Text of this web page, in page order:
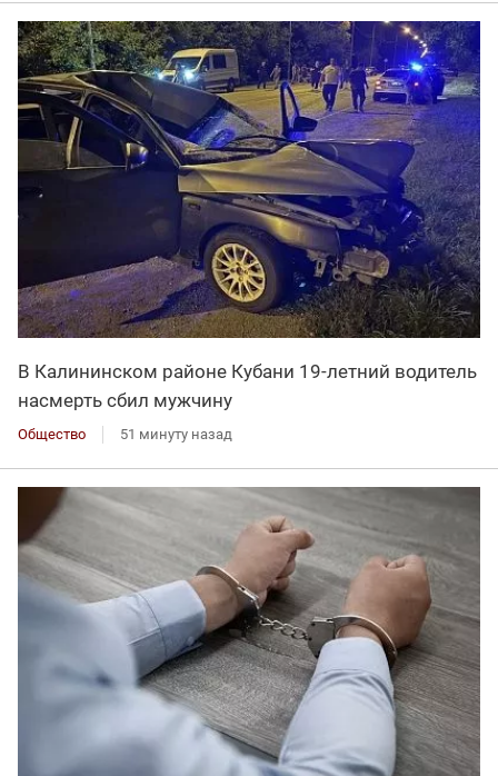
В Калининском районе Кубани 19-летний водитель
насмерть сбил мужчину
Общество 51 минуту назад